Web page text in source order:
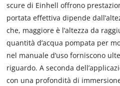
scure di Einhell offrono
portata effettiva dipende
che, maggiore è l’altezza da
quantità d’acqua pompata per
nel manuale d’uso forniscono
riguardo. A seconda
con una profondità di